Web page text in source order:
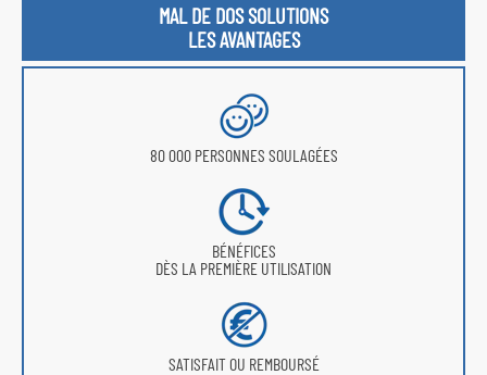
MAL DE DOS SOLUTIONS
LES AVANTAGES
80 000 PERSONNES SOULAGÉES
BÉNÉFICES
DÈS LA PREMIÈRE UTILISATION
SATISFAIT OU REMBOURSÉ